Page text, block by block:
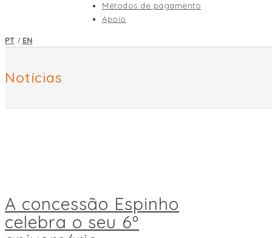
Métodos de pagamento
Apoio
PT / EN
Notícias
A concessão Espinho
celebra o seu 6º